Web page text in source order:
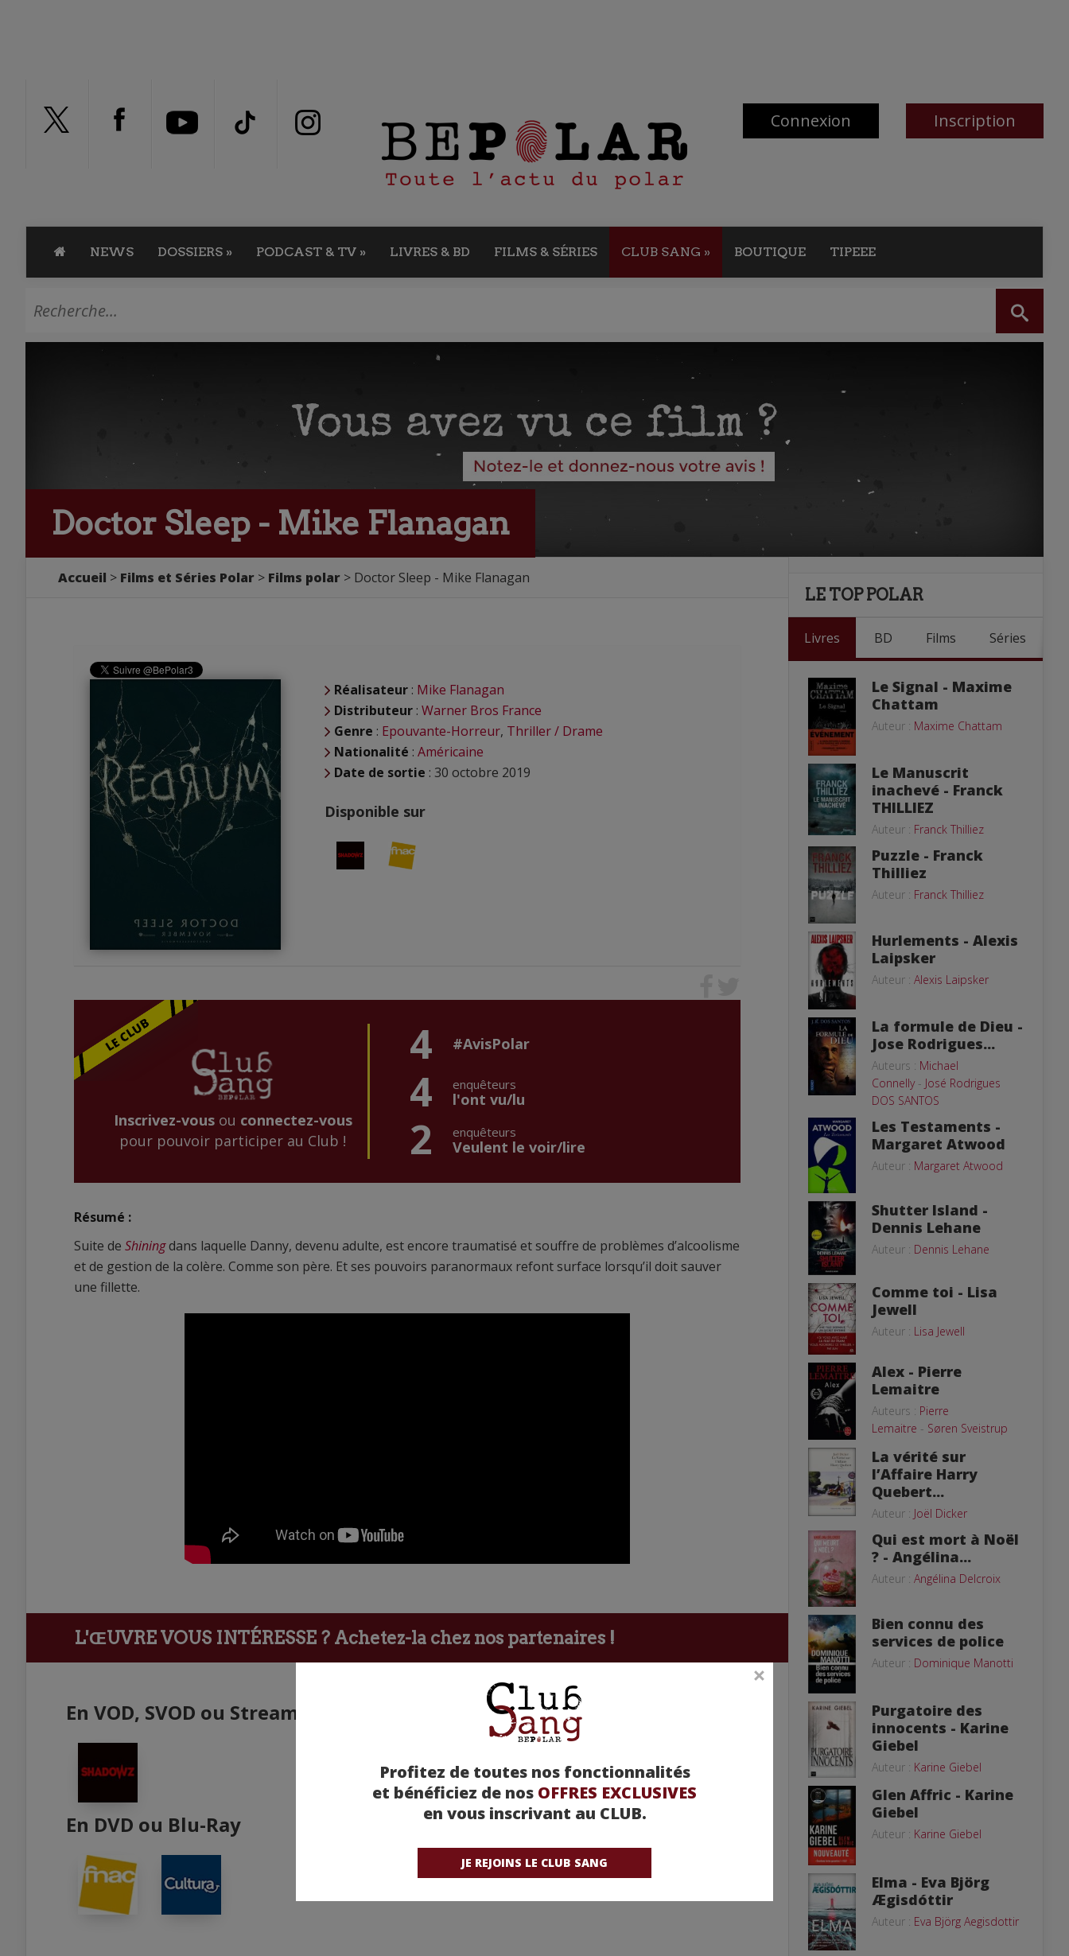
Connexion Inscription
NEWS DOSSIERS » PODCAST & TV » LIVRES & BD FILMS & SÉRIES CLUB SANG » BOUTIQUE TIPEEE
Profitez de toutes nos fonctionnalités
et bénéficiez de nos OFFRES EXCLUSIVES
en vous inscrivant au CLUB.
JE REJOINS LE CLUB SANG
Doctor Sleep - Mike Flanagan
Accueil Films et Séries Polar Films polar Doctor Sleep - Mike Flanagan
Réalisateur : Mike Flanagan
Distributeur : Warner Bros France
Genre : Epouvante-Horreur, Thriller / Drame
Nationalité : Américaine
Date de sortie : 30 octobre 2019
Disponible sur
Inscrivez-vousou connectez-vous
pour pouvoir participer au Club !
4 #AvisPolar
4 enquêteurs
l'ont vu/lu
2 enquêteurs
Veulent le voir/lire
Résumé :
Suite de Shiningdans laquelle Danny, devenu adulte, est encore traumatisé et souffre de problèmes d’alcoolisme
et de gestion de la colère. Comme son père. Et ses pouvoirs paranormaux refont surface lorsqu’il doit sauver
une fillette.
L'ŒUVRE VOUS INTÉRESSE ? Achetez-la chez nos partenaires !
En VOD, SVOD ou Streaming
En DVD ou Blu-Ray
LE TOP POLAR
Livres BD Films Séries
Le Signal - Maxime
Chattam
Auteur : Maxime Chattam
Le Manuscrit
inachevé - Franck
THILLIEZ
Auteur : Franck Thilliez
Puzzle - Franck
Thilliez
Auteur : Franck Thilliez
Hurlements - Alexis
Laipsker
Auteur : Alexis Laipsker
La formule de Dieu -
Jose Rodrigues...
Auteurs : Michael
Connelly- José Rodrigues
DOS SANTOS
Les Testaments -
Margaret Atwood
Auteur : Margaret Atwood
Shutter Island -
Dennis Lehane
Auteur : Dennis Lehane
Comme toi - Lisa
Jewell
Auteur : Lisa Jewell
Alex - Pierre
Lemaitre
Auteurs : Pierre
Lemaitre - Søren Sveistrup
La vérité sur
l’Affaire Harry
Quebert...
Auteur : Joël Dicker
Qui est mort à Noël
? - Angélina...
Auteur : Angélina Delcroix
Bien connu des
services de police
Auteur : Dominique Manotti
Purgatoire des
innocents - Karine
Giebel
Auteur : Karine Giebel
Glen Affric - Karine
Giebel
Auteur : Karine Giebel
Elma - Eva Björg
Ægisdóttir
Auteur : Eva Björg Aegisdottir